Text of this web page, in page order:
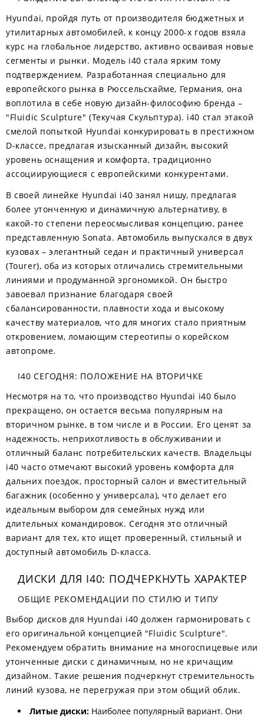
Hyundai, пройдя путь от производителя бюджетных и
утилитарных автомобилей, к концу 2000-х годов взяла
курс на глобальное лидерство, активно осваивая новые
сегменты и рынки. Модель i40 стала ярким тому
подтверждением. Разработанная специально для
европейского рынка в Рюссельсхайме, Германия, она
воплотила в себе новую дизайн-философию бренда –
"Fluidic Sculpture" (Текучая Скульптура). i40 стал этакой
смелой попыткой Hyundai конкурировать в престижном
D-классе, предлагая изысканный дизайн, высокий
уровень оснащения и комфорта, традиционно
ассоциирующиеся с европейскими конкурентами.
В своей линейке Hyundai i40 занял нишу, предлагая
более утонченную и динамичную альтернативу, в
какой-то степени переосмысливая концепцию, ранее
представленную Sonata. Автомобиль выпускался в двух
кузовах – элегантный седан и практичный универсал
(Tourer), оба из которых отличались стремительными
линиями и продуманной эргономикой. Он быстро
завоевал признание благодаря своей
сбалансированности, плавности хода и высокому
качеству материалов, что для многих стало приятным
откровением, ломающим стереотипы о корейском
автопроме.
I40 СЕГОДНЯ: ПОЛОЖЕНИЕ НА ВТОРИЧКЕ
Несмотря на то, что производство Hyundai i40 было
прекращено, он остается весьма популярным на
вторичном рынке, в том числе и в России. Его ценят за
надежность, неприхотливость в обслуживании и
отличный баланс потребительских качеств. Владельцы
i40 часто отмечают высокий уровень комфорта для
дальних поездок, просторный салон и вместительный
багажник (особенно у универсала), что делает его
идеальным выбором для семейных нужд или
длительных командировок. Сегодня это отличный
вариант для тех, кто ищет проверенный, стильный и
доступный автомобиль D-класса.
ДИСКИ ДЛЯ I40: ПОДЧЕРКНУТЬ ХАРАКТЕР
ОБЩИЕ РЕКОМЕНДАЦИИ ПО СТИЛЮ И ТИПУ
Выбор дисков для Hyundai i40 должен гармонировать с
его оригинальной концепцией "Fluidic Sculpture".
Рекомендуем обратить внимание на многоспицевые или
утонченные диски с динамичным, но не кричащим
дизайном. Такие решения подчеркнут стремительность
линий кузова, не перегружая при этом общий облик.
Литые диски: Наиболее популярный вариант. Они